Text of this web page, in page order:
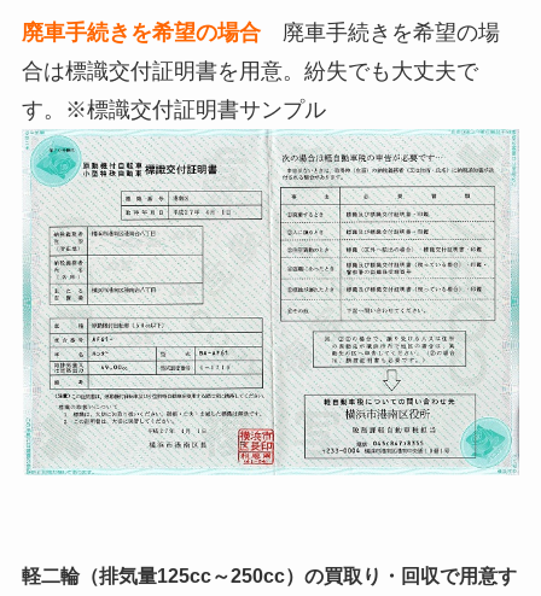
廃車手続きを希望の場合
廃車手続きを希望の場
合は標識交付証明書を用意。紛失でも大丈夫で
す。※標識交付証明書サンプル
軽二輪（排気量125cc～250cc）の買取り・回収で用意す